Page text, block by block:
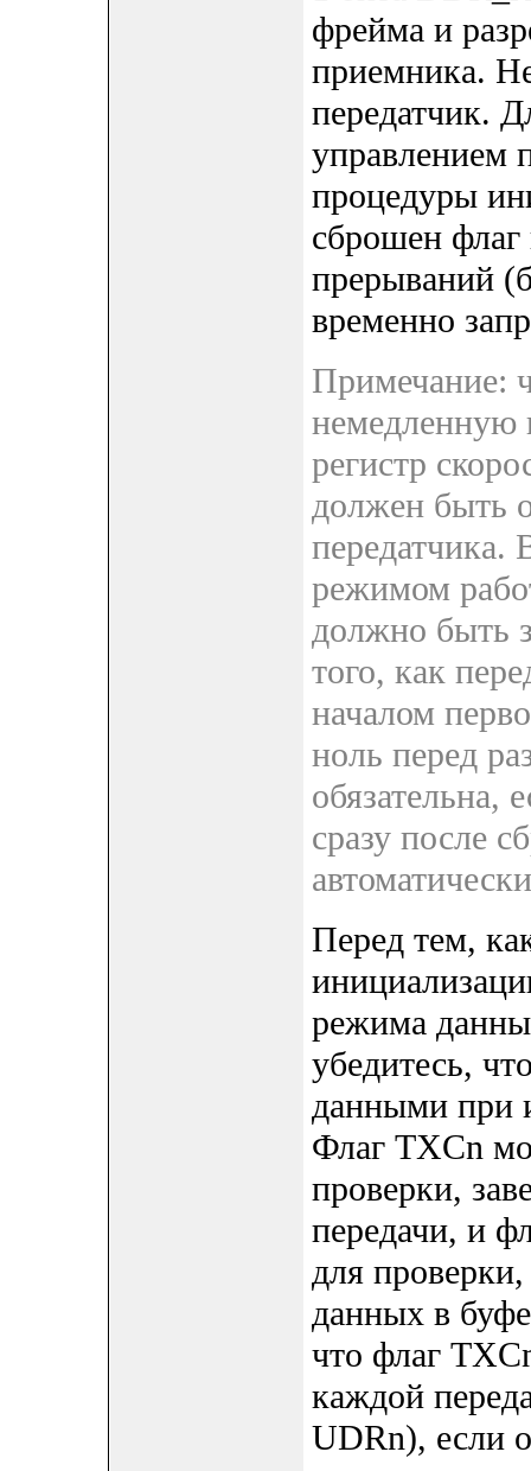
фрейма и
приемника.
передатчик.
управлением
процедуры
сброшен флаг
прерываний
временно
Примечание:
немедленную
регистр
должен быть
передатчика.
режимом
должно быть
того, как
началом
ноль перед
обязательна,
сразу после
Перед тем,
режима
убедитесь,
данными при
Флаг TXCn
проверки,
передачи, и
для
данных в
что флаг
каждой
UDRn), если